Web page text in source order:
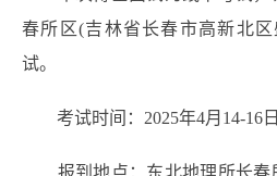
春所区(吉林省长春市高新北
试。
考试时间：2025年4月14-16
报到地点：东北地理所长春